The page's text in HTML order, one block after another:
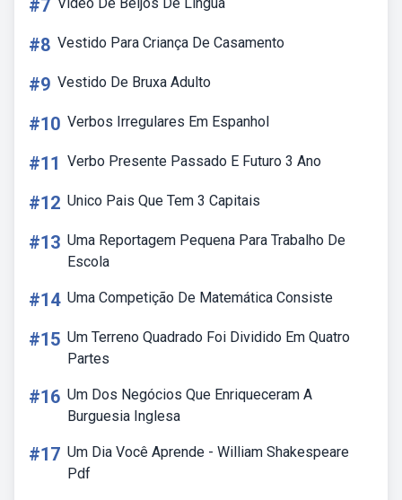
#7
#8 Vestido Para Criança De Casamento
#9 Vestido De Bruxa Adulto
#10 Verbos Irregulares Em Espanhol
#11 Verbo Presente Passado E Futuro 3 Ano
#12 Unico Pais Que Tem 3 Capitais
#13 Uma Reportagem Pequena Para Trabalho De
Escola
#14 Uma Competição De Matemática Consiste
#15 Um Terreno Quadrado Foi Dividido Em Quatro
Partes
#16 Um Dos Negócios Que Enriqueceram A
Burguesia Inglesa
#17 Um Dia Você Aprende - William Shakespeare
Pdf